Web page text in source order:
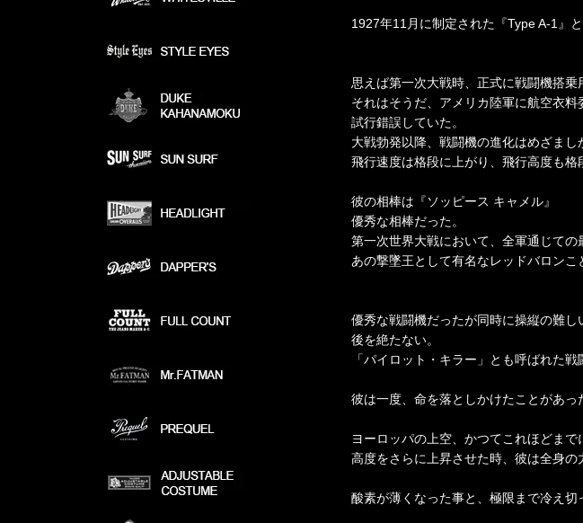
1927年11月に制定された『Type A-1』
思えば第一次大戦時、正式に戦闘機搭
それはそうだ、アメリカ陸軍に航空衣
試行錯誤していた。
大戦勃発以降、戦闘機の進化はめざまし
飛行速度は格段に上がり、飛行高度も格
彼の相棒は『ソッピース キャメル』
優秀な相棒だった。
第一次世界大戦において、全軍通じての
あの撃墜王として有名なレッドバロン
優秀な戦闘機だったが同時に操縦の難
後を絶たない。
「パイロット・キラー」とも呼ばれた戦
彼は一度、命を落としかけたことがあっ
ヨーロッパの上空、かつてこれほどまで
高度をさらに上昇させた時、彼は全身の
酸素が薄くなった事と、極限まで冷え切